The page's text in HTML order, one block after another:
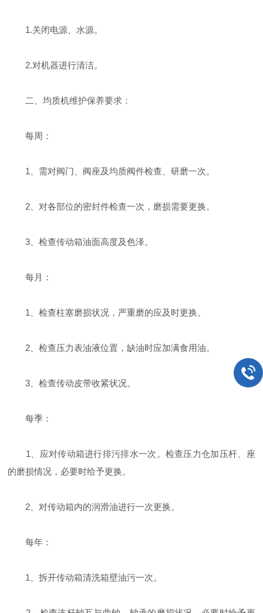
1.关闭电源、水源。
2.对机器进行清洁。
二、均质机维护保养要求：
每周：
1、需对阀门、阀座及均质阀件检查、研磨一次。
2、对各部位的密封件检查一次，磨损需要更换。
3、检查传动箱油面高度及色泽。
每月：
1、检查柱塞磨损状况，严重磨的应及时更换。
2、检查压力表油液位置，缺油时应加满食用油。
3、检查传动皮带收紧状况。
每季：
1、应对传动箱进行排污排水一次。检查压力仓加压杆、座
的磨损情况，必要时给予更换。
2、对传动箱内的润滑油进行一次更换。
每年：
1、拆开传动箱清洗箱壁油污一次。